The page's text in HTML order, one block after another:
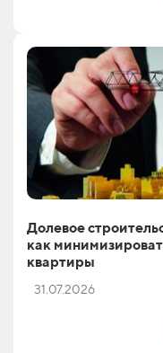
Долевое
как
квартиры
31.07.2026